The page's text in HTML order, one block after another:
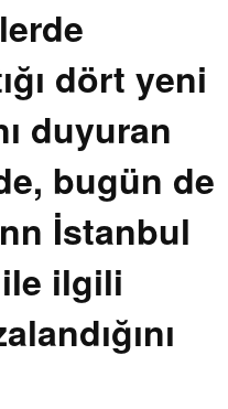
dört yeni
duyuran
bugün de
İstanbul
ile ilgili